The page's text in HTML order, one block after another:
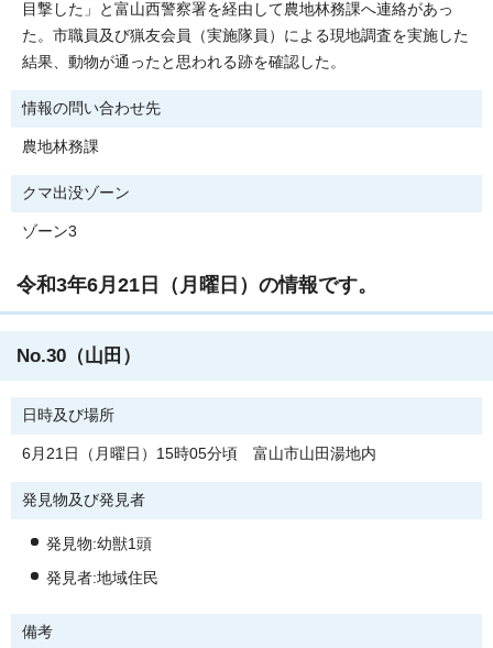
目撃した」と富山西警察署を経由して農地林務課へ連絡があっ
た。市職員及び猟友会員（実施隊員）による現地調査を実施した
結果、動物が通ったと思われる跡を確認した。
情報の問い合わせ先
農地林務課
クマ出没ゾーン
ゾーン3
令和3年6月21日（月曜日）の情報です。
No.30（山田）
日時及び場所
6月21日（月曜日）15時05分頃 富山市山田湯地内
発見物及び発見者
発見物:幼獣1頭
発見者:地域住民
備考